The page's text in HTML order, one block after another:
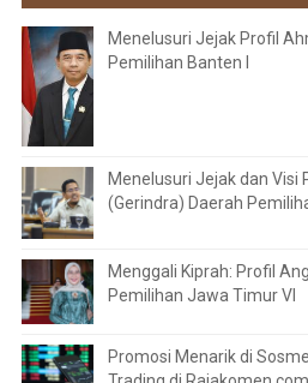
Menelusuri Jejak Profil
Pemilihan Banten I
Menelusuri Jejak dan Visi
(Gerindra) Daerah
Menggali Kiprah: Profil
Pemilihan Jawa Timur VI
Promosi Menarik di